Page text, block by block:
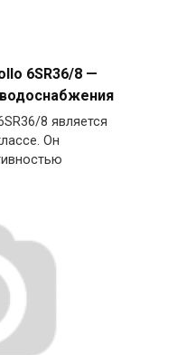
6SR36/8 —
8 является
Он